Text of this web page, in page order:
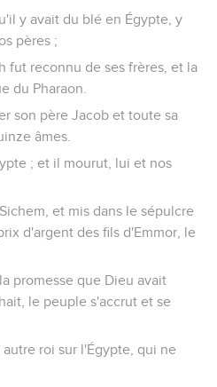
y avait du blé en Égypte, y
pères ;
fut reconnu de ses frères, et la
du Pharaon.
son père Jacob et toute sa
âmes.
; et il mourut, lui et nos
et mis dans le sépulcre
d'argent des fils d'Emmor, le
promesse que Dieu avait
le peuple s'accrut et se
roi sur l'Égypte, qui ne